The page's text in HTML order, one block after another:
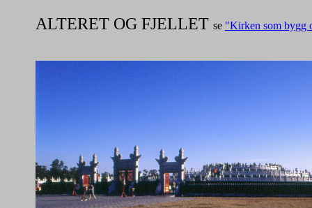
ALTERET OG FJELLET se "Kirken som bygg